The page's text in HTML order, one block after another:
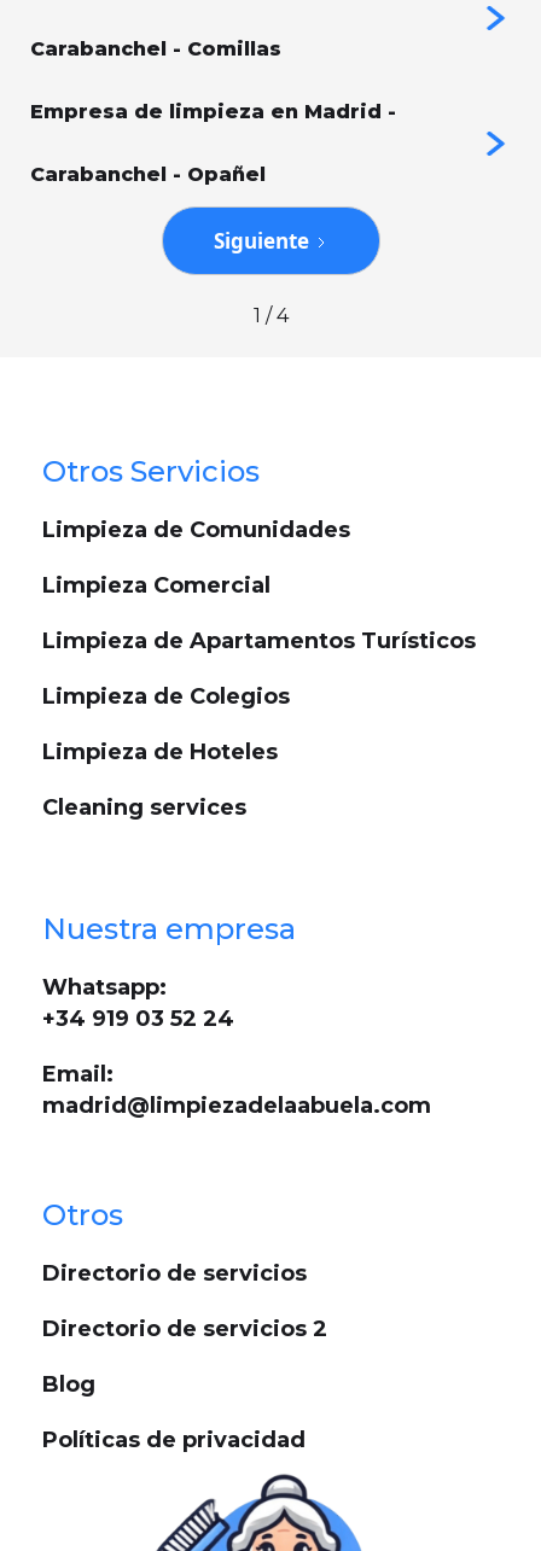
Carabanchel - Comillas
Empresa de limpieza en Madrid -
Carabanchel - Opañel
Siguiente
1 / 4
Otros Servicios
Limpieza de Comunidades
Limpieza Comercial
Limpieza de Apartamentos Turísticos
Limpieza de Colegios
Limpieza de Hoteles
Cleaning services
Nuestra empresa
Whatsapp:
+34 919 03 52 24
Email:
madrid@limpiezadelaabuela.com
Otros
Directorio de servicios
Directorio de servicios 2
Blog
Políticas de privacidad